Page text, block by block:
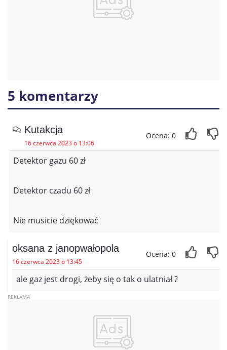
5 komentarzy
Kutakcja
16 czerwca 2023 o 13:06
Ocena: 0
Detektor gazu 60 zł
Detektor czadu 60 zł
Nie musicie dziękować
oksana z janopwałopola
16 czerwca 2023 o 13:45
Ocena: 0
ale gaz jest drogi, żeby się o tak o ulatniał ?